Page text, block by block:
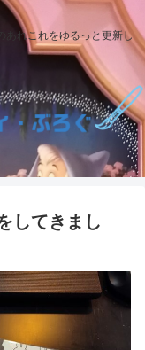
あれこれをゆるっと更新し
してきまし